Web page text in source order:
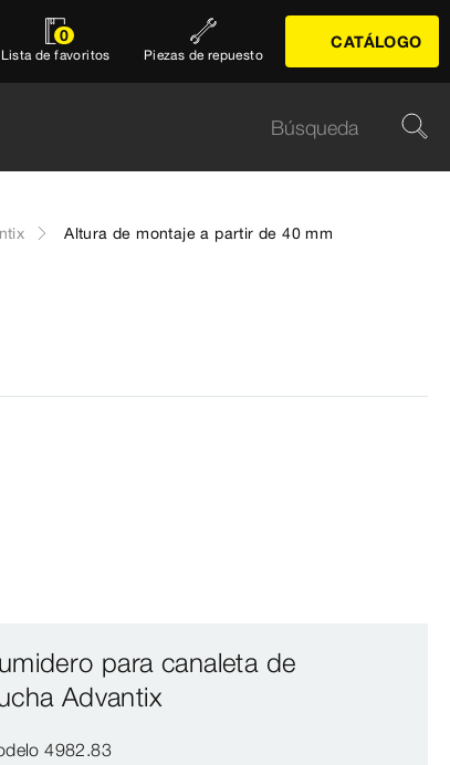
0
Lista de favoritos Piezas de repuesto
CATÁLOGO
Altura de montaje a partir de 40 mm
para canaleta de
Advantix
4982.83